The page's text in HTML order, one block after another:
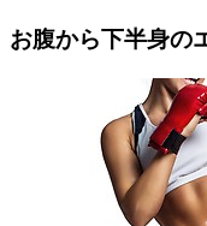
お腹から下半身の